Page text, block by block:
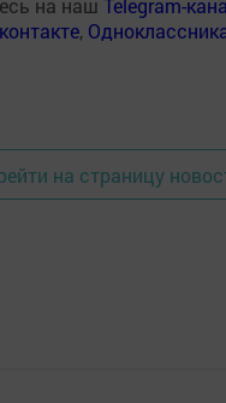
на наш Telegram-
,
на страницу